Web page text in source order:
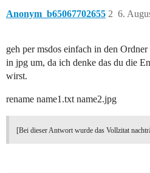
Anonym_b65067702655 6.
2
geh per msdos einfach in den
in jpg um, da ich denke das du die
wirst.
rename name1.txt name2.jpg
[Bei dieser Antwort wurde das Vollzitat